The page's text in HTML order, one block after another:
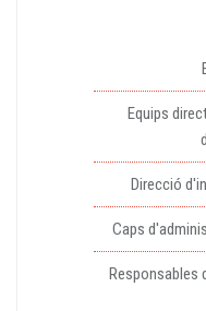
Equips
Direcció
Caps
Responsables